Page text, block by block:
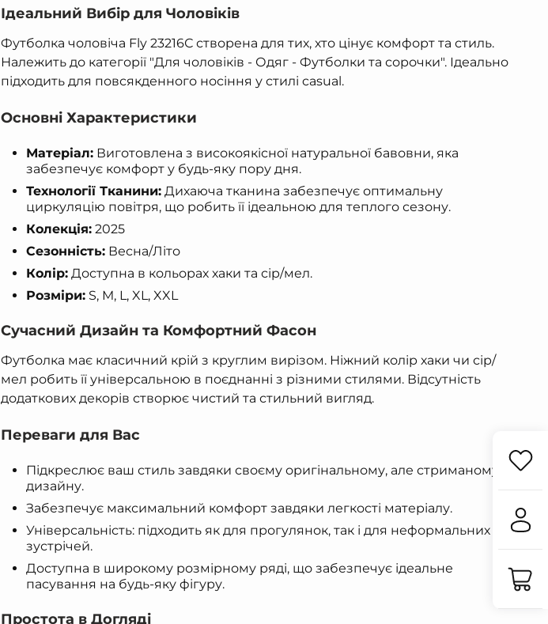
Ідеальний Вибір для Чоловіків
Футболка чоловіча Fly 23216С створена для тих, хто цінує комфорт та стиль.
Належить до категорії "Для чоловіків - Одяг - Футболки та сорочки". Ідеально
підходить для повсякденного носіння у стилі casual.
Основні Характеристики
Матеріал:Виготовлена з високоякісної натуральної бавовни, яка
забезпечує комфорт у будь-яку пору дня.
Технології Тканини:Дихаюча тканина забезпечує оптимальну
циркуляцію повітря, що робить її ідеальною для теплого сезону.
Колекція:2025
Сезонність:Весна/Літо
Колір:Доступна в кольорах хаки та сір/мел.
Розміри:S, M, L, XL, XXL
Сучасний Дизайн та Комфортний Фасон
Футболка має класичний крій з круглим вирізом. Ніжний колір хаки чи сір/
мел робить її універсальною в поєднанні з різними стилями. Відсутність
додаткових декорів створює чистий та стильний вигляд.
Переваги для Вас
Підкреслює ваш стиль завдяки своєму оригінальному, але стриманому
дизайну.
Забезпечує максимальний комфорт завдяки легкості матеріалу.
Універсальність: підходить як для прогулянок, так і для неформальних
зустрічей.
Доступна в широкому розмірному ряді, що забезпечує ідеальне
пасування на будь-яку фігуру.
Простота в Догляді